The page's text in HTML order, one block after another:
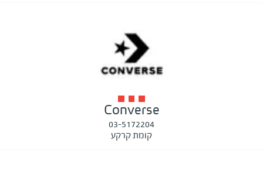
Converse
03-5172204
קומת קרקע